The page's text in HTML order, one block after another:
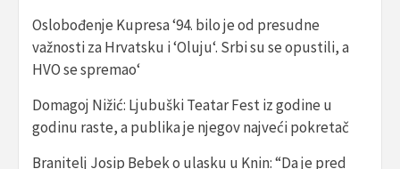
Oslobođenje Kupresa ‘94. bilo je od presudne
važnosti za Hrvatsku i ‘Oluju‘. Srbi su se opustili, a
HVO se spremao‘
Domagoj Nižić: Ljubuški Teatar Fest iz godine u
godinu raste, a publika je njegov najveći pokretač
Branitelj Josip Bebek o ulasku u Knin: “Da je pred